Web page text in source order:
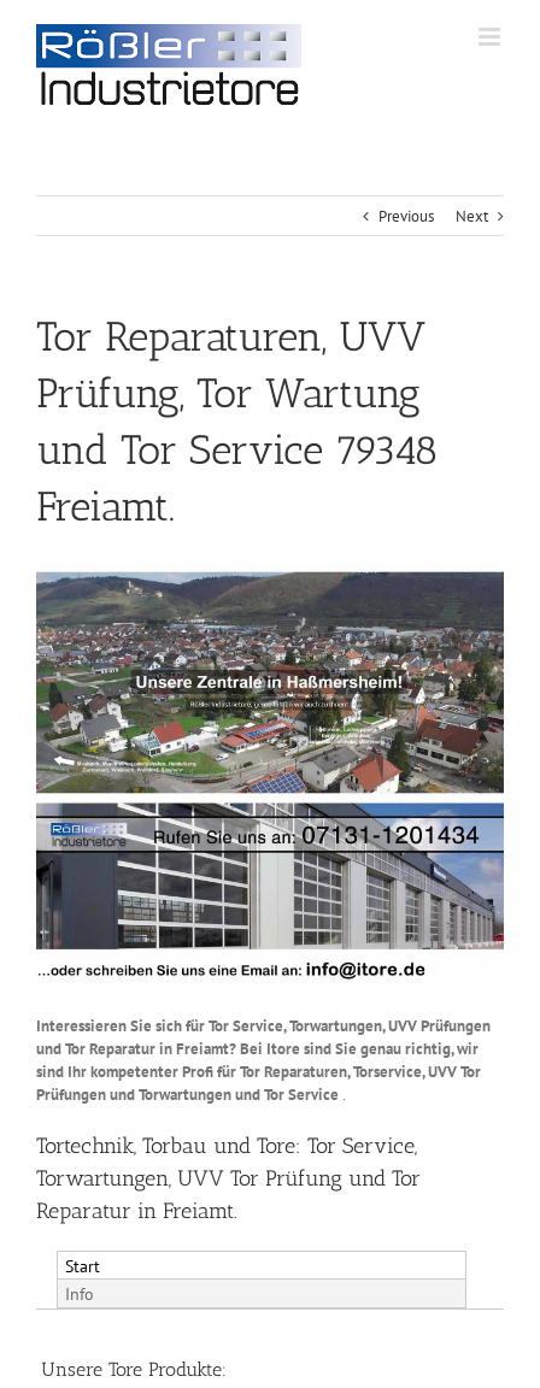
Previous Next
Tor Reparaturen, UVV
Prüfung, Tor Wartung
und Tor Service 79348
Freiamt.
Interessieren Sie sich für Tor Service, Torwartungen, UVV Prüfungen
und Tor Reparatur in Freiamt? Bei Itore sind Sie genau richtig, wir
sind Ihr kompetenter Profi für Tor Reparaturen, Torservice, UVV Tor
Prüfungen und Torwartungen und Tor Service .
Tortechnik, Torbau und Tore: Tor Service,
Torwartungen, UVV Tor Prüfung und Tor
Reparatur in Freiamt.
Start
Info
Unsere Tore Produkte: